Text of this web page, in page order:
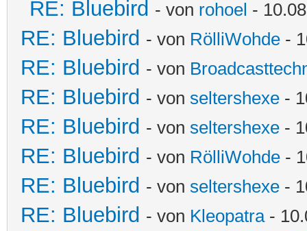
RE: Bluebird - von rohoel -
RE: Bluebird - von RölliWohde -
RE: Bluebird - von
RE: Bluebird - von seltershexe -
RE: Bluebird - von seltershexe -
RE: Bluebird - von RölliWohde -
RE: Bluebird - von seltershexe -
RE: Bluebird - von Kleopatra-